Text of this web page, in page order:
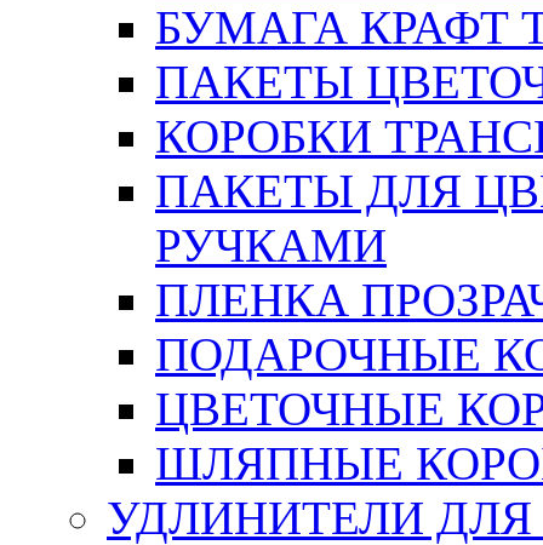
БУМАГА КРАФТ
ПАКЕТЫ
КОРОБКИ
ПАКЕТЫ ДЛЯ
РУЧКАМИ
ПЛЕНКА
ПОДАРОЧНЫЕ
ЦВЕТОЧНЫЕ
ШЛЯПНЫЕ
УДЛИНИТЕЛИ